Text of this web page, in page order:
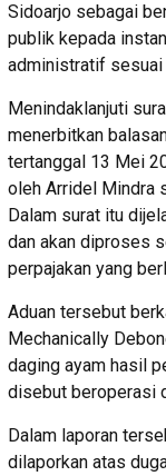
Sidoarjo sebagai
publik kepada
administratif sesuai
Menindaklanjuti
menerbitkan
tertanggal 13 Mei
oleh Arridel Mindra
Dalam surat itu
dan akan diproses
perpajakan yang
Aduan tersebut
Mechanically
daging ayam hasil
disebut beroperasi
Dalam laporan
dilaporkan atas